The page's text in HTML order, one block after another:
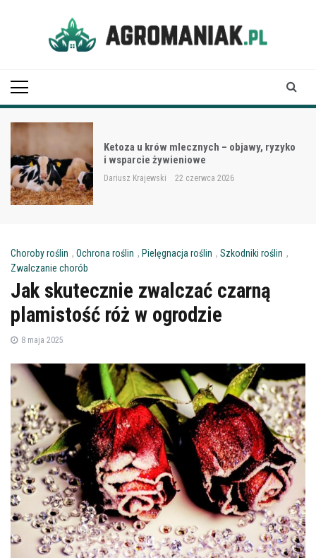
Ketoza u krów mlecznych – objawy, ryzyko
i wsparcie żywieniowe
Dariusz Krajewski 22 czerwca 2026
Choroby roślin , Ochrona roślin , Pielęgnacja roślin , Szkodniki roślin ,
Zwalczanie chorób
Jak skutecznie zwalczać czarną
plamistość róż w ogrodzie
8 maja 2025